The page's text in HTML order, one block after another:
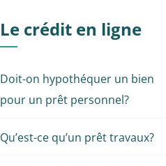
Le crédit en ligne
Doit-on hypothéquer un bien
pour un prêt personnel?
Qu’est-ce qu’un prêt travaux?